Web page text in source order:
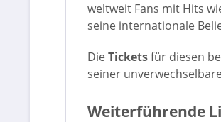
weltweit Fans mit Hits
seine internationale
DieTicketsfür diesen
seiner
Weiterführende